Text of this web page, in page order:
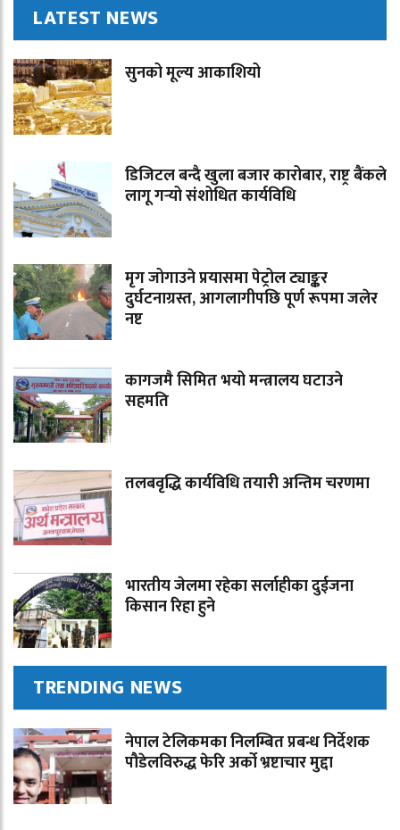
LATEST NEWS
सुनको मूल्य आकाशियो
डिजिटल बन्दै खुला बजार कारोबार, राष्ट्र बैंकले
लागू गर्‍यो संशोधित कार्यविधि
मृग जोगाउने प्रयासमा पेट्रोल ट्याङ्कर
दुर्घटनाग्रस्त, आगलागीपछि पूर्ण रूपमा जलेर
नष्ट
कागजमै सिमित भयो मन्त्रालय घटाउने
सहमति
तलबवृद्धि कार्यविधि तयारी अन्तिम चरणमा
भारतीय जेलमा रहेका सर्लाहीका दुईजना
किसान रिहा हुने
TRENDING NEWS
नेपाल टेलिकमका निलम्बित प्रबन्ध निर्देशक
पौडेलविरुद्ध फेरि अर्को भ्रष्टाचार मुद्दा